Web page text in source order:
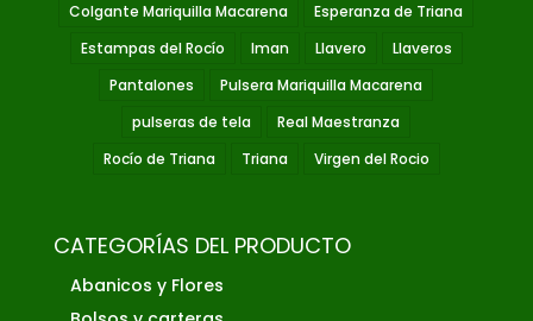
Colgante Mariquilla Macarena
Esperanza de Triana
Estampas del Rocío
Iman Llavero
Llaveros
Pantalones
Pulsera Mariquilla Macarena
pulseras de tela
Real Maestranza
Rocío de Triana
Triana Virgen del Rocio
CATEGORÍAS DEL PRODUCTO
Abanicos y Flores